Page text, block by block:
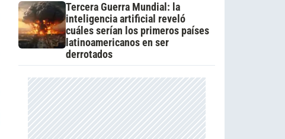
Tercera Guerra Mundial: la
inteligencia artificial reveló
cuáles serían los primeros países
latinoamericanos en ser
derrotados